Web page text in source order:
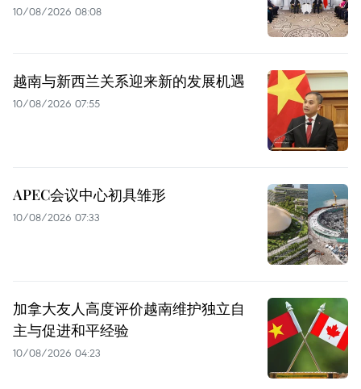
10/08/2026 08:08
越南与新西兰关系迎来新的发展机遇
10/08/2026 07:55
APEC会议中心初具雏形
10/08/2026 07:33
加拿大友人高度评价越南维护独立自
主与促进和平经验
10/08/2026 04:23